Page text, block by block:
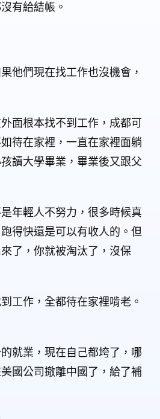
有給結帳。
他們現在找工作也沒機會，
面根本找不到工作，成都可
待在家裡，一直在家裡面躺
讀大學畢業，畢業後又跟父
年輕人不努力，很多時候真
得快還是可以有收人的。但
了，你就被淘汰了，沒保
工作，全都待在家裡啃老。
就業，現在自己都垮了，哪
國公司撤離中國了，給了補